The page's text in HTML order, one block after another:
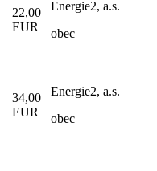
22,00
EUR
Energie2, a.s.
obec
34,00
EUR
Energie2, a.s.
obec